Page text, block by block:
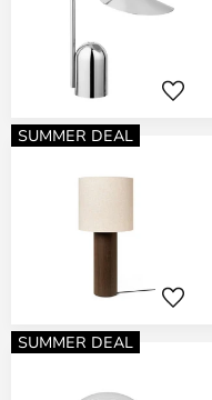
SUMMER DEAL
SUMMER DEAL